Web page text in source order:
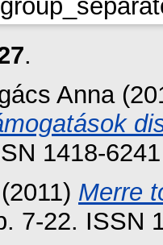
.
Anna
1418-6241
(2011) Merre
7-22. ISSN